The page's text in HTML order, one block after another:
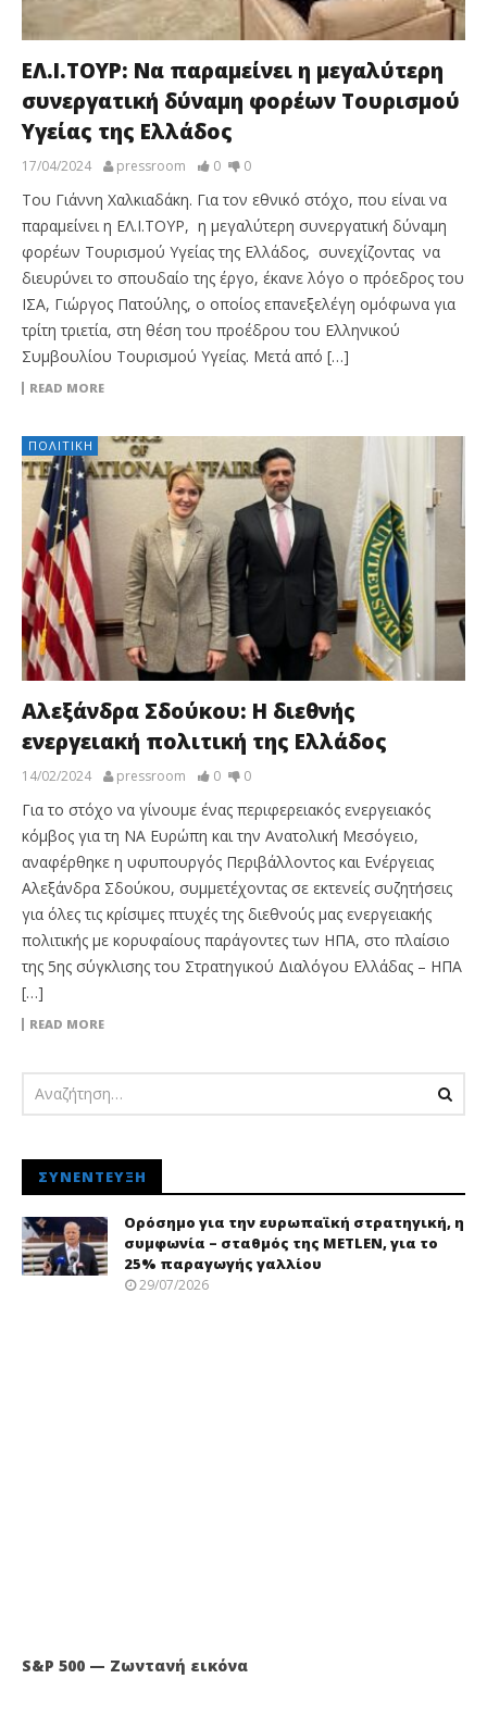
ΕΛ.Ι.ΤΟΥΡ: Να παραμείνει η μεγαλύτερη
συνεργατική δύναμη φορέων Τουρισμού
Υγείας της Ελλάδος
17/04/2024 pressroom 0 0
Του Γιάννη Χαλκιαδάκη. Για τον εθνικό στόχο, που είναι να
παραμείνει η ΕΛ.Ι.ΤΟΥΡ, η μεγαλύτερη συνεργατική δύναμη
φορέων Τουρισμού Υγείας της Ελλάδος, συνεχίζοντας να
διευρύνει το σπουδαίο της έργο, έκανε λόγο ο πρόεδρος του
ΙΣΑ, Γιώργος Πατούλης, ο οποίος επανεξελέγη ομόφωνα για
τρίτη τριετία, στη θέση του προέδρου του Ελληνικού
Συμβουλίου Τουρισμού Υγείας. Μετά από […]
READ MORE
ΠΟΛΙΤΙΚΉ
Αλεξάνδρα Σδούκου: Η διεθνής
ενεργειακή πολιτική της Ελλάδος
14/02/2024 pressroom 0 0
Για το στόχο να γίνουμε ένας περιφερειακός ενεργειακός
κόμβος για τη ΝΑ Ευρώπη και την Ανατολική Μεσόγειο,
αναφέρθηκε η υφυπουργός Περιβάλλοντος και Ενέργειας
Αλεξάνδρα Σδούκου, συμμετέχοντας σε εκτενείς συζητήσεις
για όλες τις κρίσιμες πτυχές της διεθνούς μας ενεργειακής
πολιτικής με κορυφαίους παράγοντες των ΗΠΑ, στο πλαίσιο
της 5ης σύγκλισης του Στρατηγικού Διαλόγου Ελλάδας – ΗΠΑ
[…]
READ MORE
ΣΥΝΈΝΤΕΥΞΗ
Ορόσημο για την ευρωπαϊκή στρατηγική, η
συμφωνία – σταθμός της METLEN, για το
25% παραγωγής γαλλίου
29/07/2026
S&P 500 — Ζωντανή εικόνα